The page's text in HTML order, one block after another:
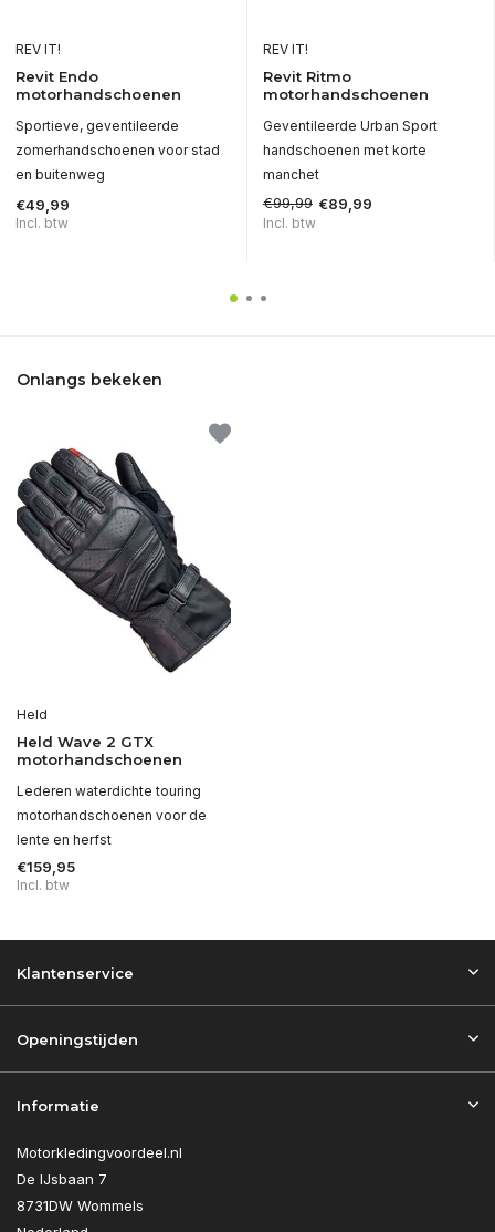
REV IT!
Revit Endo
motorhandschoenen
Sportieve, geventileerde
zomerhandschoenen voor stad
en buitenweg
€49,99
Incl. btw
REV IT!
Revit Ritmo
motorhandschoenen
Geventileerde Urban Sport
handschoenen met korte
manchet
€99,99 €89,99
Incl. btw
Onlangs bekeken
Held
Held Wave 2 GTX
motorhandschoenen
Lederen waterdichte touring
motorhandschoenen voor de
lente en herfst
€159,95
Incl. btw
Klantenservice
Openingstijden
Informatie
Motorkledingvoordeel.nl
De IJsbaan 7
8731DW Wommels